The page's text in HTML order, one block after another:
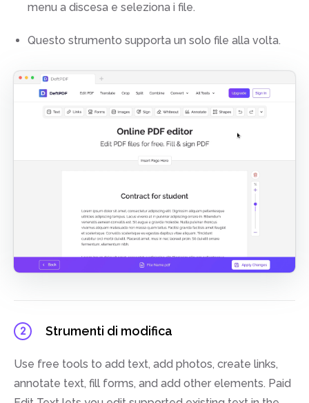
menu a discesa e seleziona i file.
Questo strumento supporta un solo file alla volta.
2 Strumenti di modifica
Use free tools to add text, add photos, create links,
annotate text, fill forms, and add other elements. Paid